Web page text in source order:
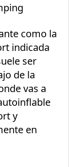
como la
indicada
ser
de la
vas a
y
en